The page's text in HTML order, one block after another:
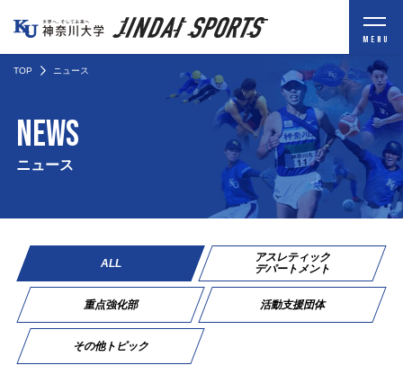
MENU
TOP ニュース
NEWS
ニュース
ALL
アスレティック
デパートメント
重点強化部 活動支援団体
その他トピック